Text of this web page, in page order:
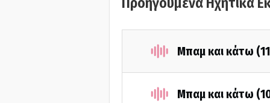
Μπαμ και κάτω
Μπαμ και κάτω